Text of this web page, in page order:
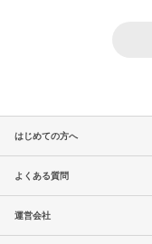
はじめての方へ
よくある質問
運営会社